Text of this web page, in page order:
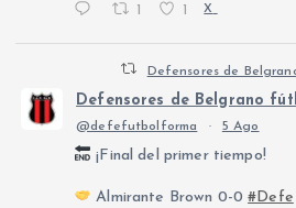
1 1 X
Defensores de
Defensores de Belgrano
@defefutbolforma · 5 Ago
¡Final del primer tiempo!
Almirante Brown 0-0#Defe